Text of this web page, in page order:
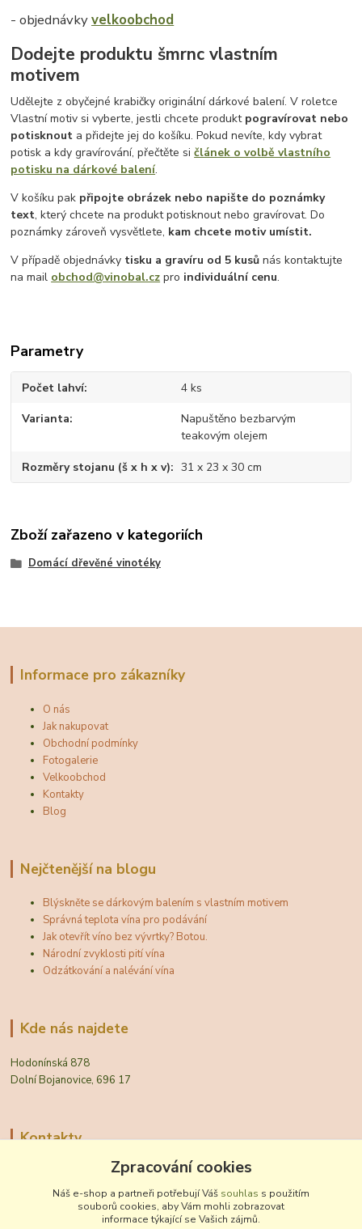
- objednávkyvelkoobchod
Dodejte produktu šmrnc vlastním
motivem
Udělejte z obyčejné krabičky originální dárkové balení. V roletce
Vlastní motiv si vyberte, jestli chcete produkt pogravírovat nebo
potisknout a přidejte jej do košíku. Pokud nevíte, kdy vybrat
potisk a kdy gravírování, přečtěte sičlánek o volbě vlastního
potisku na dárkové balení.
V košíku pak připojte obrázek nebo napište do poznámky
text, který chcete na produkt potisknout nebo gravírovat. Do
poznámky zároveň vysvětlete, kam chcete motiv umístit.
V případě objednávky tisku a gravíru od 5 kusů nás kontaktujte
na mail obchod@vinobal.cz pro individuální cenu.
Parametry
Počet lahví 4 ks
Varianta
Napuštěno bezbarvým
teakovým olejem
Rozměry stojanu (š x h x v) 31 x 23 x 30 cm
Zboží zařazeno v kategoriích
Domácí dřevěné vinotéky
Informace pro zákazníky
O nás
Jak nakupovat
Obchodní podmínky
Fotogalerie
Velkoobchod
Kontakty
Blog
Nejčtenější na blogu
Blýskněte se dárkovým balením s vlastním motivem
Správná teplota vína pro podávání
Jak otevřít víno bez vývrtky? Botou.
Národní zvyklosti pití vína
Odzátkování a nalévání vína
Kde nás najdete
Hodonínská 878
Dolní Bojanovice, 696 17
Kontakty
Zákaznická podpora Vinobal
+420 518 372 265
(Po-Pá, 7-15 hod.)
Zpracování cookies
Náš e-shop a partneři potřebují Váš souhlas s použitím
souborů cookies, aby Vám mohli zobrazovat
informace týkající se Vašich zájmů.